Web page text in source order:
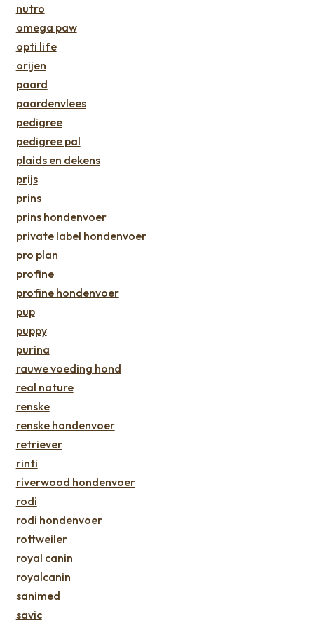
nutro
omega paw
opti life
orijen
paard
paardenvlees
pedigree
pedigree pal
plaids en dekens
prijs
prins
prins hondenvoer
private label hondenvoer
pro plan
profine
profine hondenvoer
pup
puppy
purina
rauwe voeding hond
real nature
renske
renske hondenvoer
retriever
rinti
riverwood hondenvoer
rodi
rodi hondenvoer
rottweiler
royal canin
royalcanin
sanimed
savic